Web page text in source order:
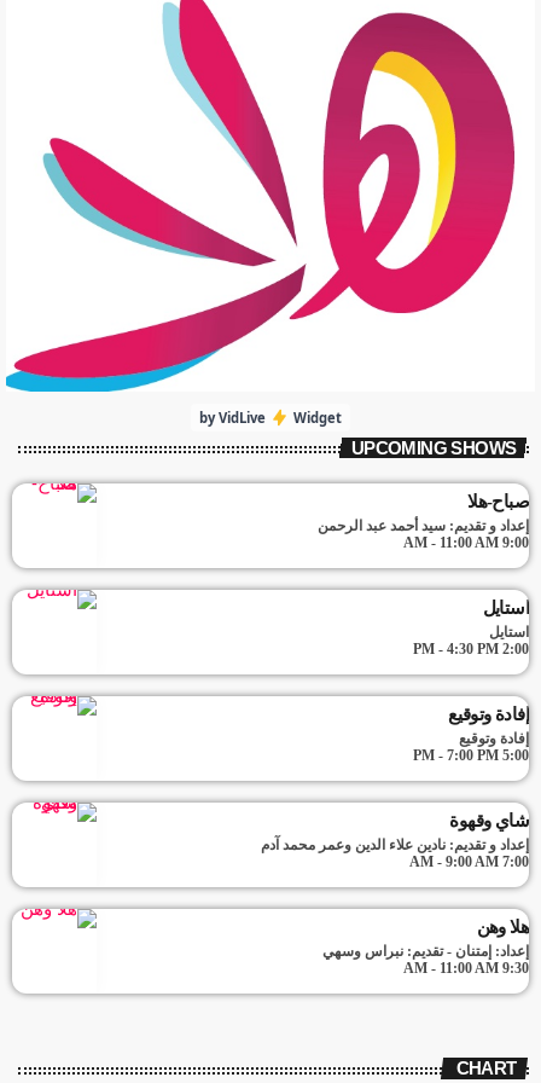
Widget
by VidLive
UPCOMING SHOWS
صباح-هلا
إعداد و تقديم: سيد أحمد عبد الرحمن
9:00 AM - 11:00 AM
استايل
استايل
2:00 PM - 4:30 PM
إفادة وتوقيع
إفادة وتوقيع
5:00 PM - 7:00 PM
شاي وقهوة
إعداد و تقديم: نادين علاء الدين وعمر محمد آدم
7:00 AM - 9:00 AM
هلا وهن
إعداد: إمتنان - تقديم: نبراس وسهي
9:30 AM - 11:00 AM
CHART